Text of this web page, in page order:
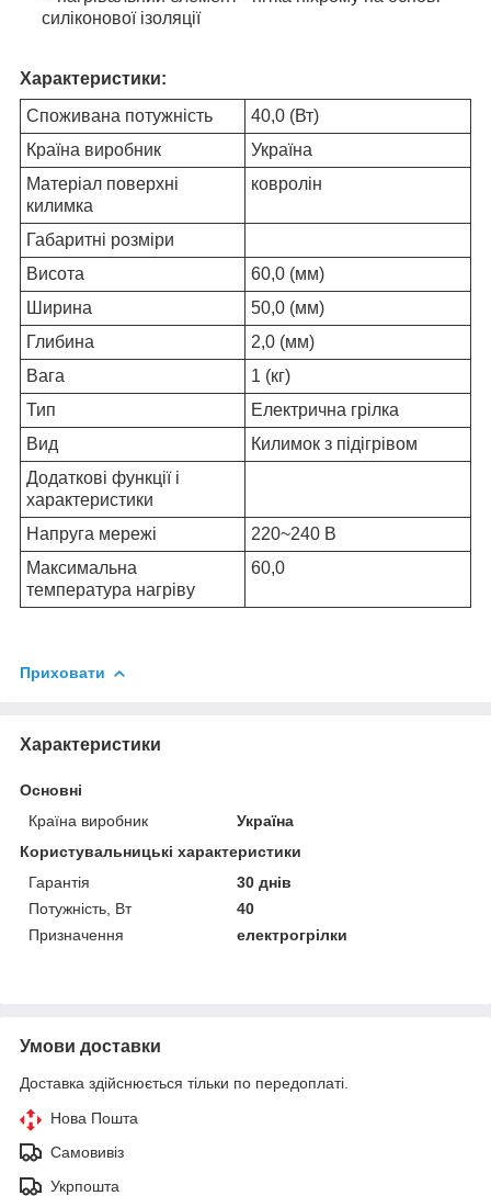
силіконової ізоляції
Характеристики:
Споживана потужність
40,0 (Вт)
Країна виробник
Україна
Матеріал поверхні
килимка
ковролін
Габаритні розміри
Висота
60,0 (мм)
Ширина
50,0 (мм)
Глибина
2,0 (мм)
Вага
1 (кг)
Тип
Електрична грілка
Вид
Килимок з підігрівом
Додаткові функції і
характеристики
Напруга мережі
220~240 В
Максимальна
температура нагріву
60,0
Приховати
Характеристики
Основні
Країна виробник
Україна
Користувальницькі характеристики
Гарантія
30 днів
Потужність, Вт
40
Призначення
електрогрілки
Умови доставки
Доставка здійснюється тільки по передоплаті.
Нова Пошта
Самовивіз
Укрпошта